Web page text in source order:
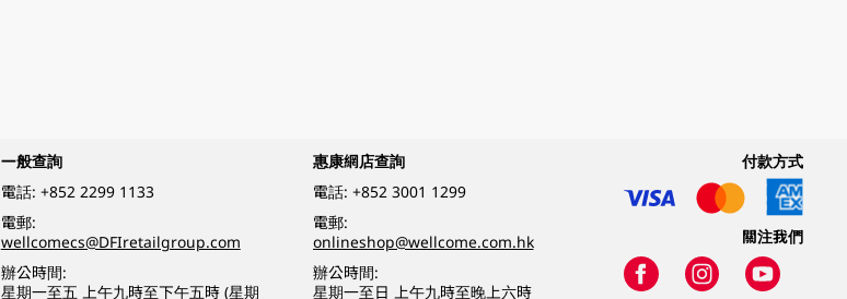
一般查詢
電話: +852 2299 1133
電郵:
wellcomecs@DFIretailgroup.com
辦公時間:
星期一至五 上午九時至下午五時 (星期
惠康網店查詢
電話: +852 3001 1299
電郵:
onlineshop@wellcome.com.hk
辦公時間:
星期一至日 上午九時至晚上六時
付款方式
關注我們